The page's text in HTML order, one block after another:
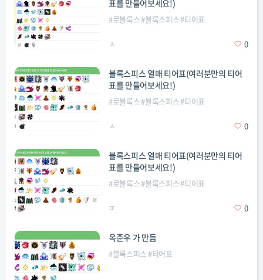
표를 만들어보세요!)
#로블록스#블록스피스#티어표
ㅅ 0
블록스피스 열매 티어표(여러분만의 티어
표를 만들어보세요!)
#로블록스#블록스피스#티어표
ㅅ 0
블록스피스 열매 티어표(여러분만의 티어
표를 만들어보세요!)
#로블록스#블록스피스#티어표
ㄸ 0
옥준우 가 만듬
#블록스피스#티어표